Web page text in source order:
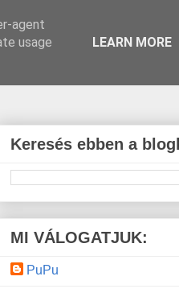
Keresés ebben a
MI VÁLOGATJUK:
PuPu
agent
usage
LEARN MORE